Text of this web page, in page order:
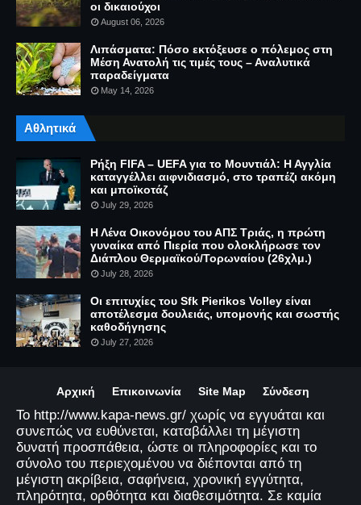
οι δικαιούχοι
August 06, 2026
Λιπάσματα: Πόσο εκτόξευσε ο πόλεμος στη
Μέση Ανατολή τις τιμές τους – Αναλυτικά
παραδείγματα
May 14, 2026
Αθλητικά
Ρήξη FIFA – UEFA για το Μουντιάλ: Η Αγγλία
καταγγέλλει αιφνιδιασμό, στο τραπέζι ακόμη
και μποϊκοτάζ
July 29, 2026
Η Λένα Οικονόμου του ΑΠΣ Τριάς, η πρώτη
γυναίκα από Πιερία που ολοκλήρωσε τον
Διάπλου Θερμαϊκού/Τορωναίου (26χλμ.)
July 28, 2026
Οι επιτυχίες του Sfk Pierikos Volley είναι
αποτέλεσμα δουλειάς, υπομονής και σωστής
καθοδήγησης
July 27, 2026
Αρχική Επικοινωνία Site Map Σύνδεση
Το http://www.kapa-news.gr/ χωρίς να εγγυάται και
συνεπώς να ευθύνεται, καταβάλλει τη μέγιστη
δυνατή προσπάθεια, ώστε οι πληροφορίες και το
σύνολο του περιεχομένου να διέπονται από τη
μέγιστη ακρίβεια, σαφήνεια, χρονική εγγύτητα,
πληρότητα, ορθότητα και διαθεσιμότητα. Σε καμία